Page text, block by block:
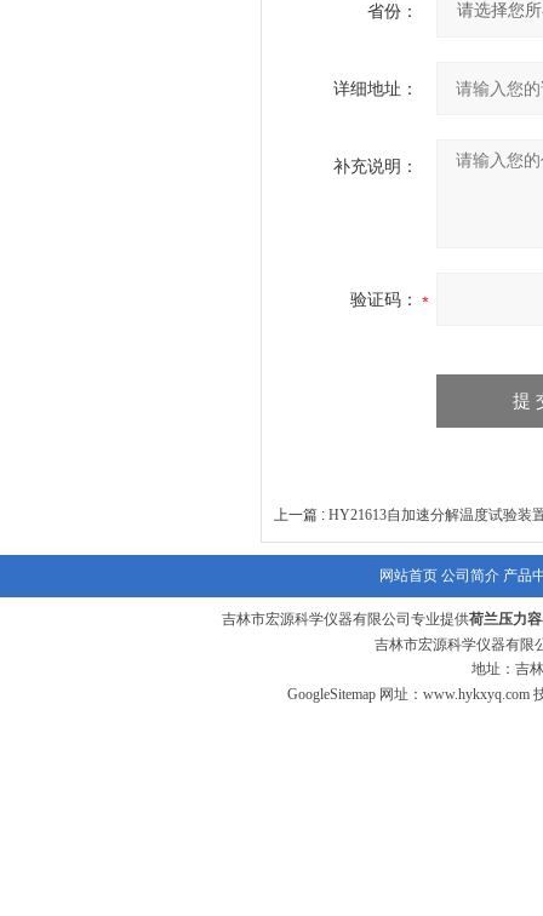
省份：
详细地址：
补充说明：
验证码：
上一篇 : HY21613自加速分解温度试验装
网站首页 公司简介 产品
吉林市宏源科学仪器有限公司专业提供荷兰压力
吉林市宏源科学仪器有限
地址：吉
GoogleSitemap网址： www.hykxyq.com